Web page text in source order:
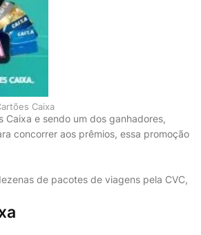
Caixa
e sendo um dos ganhadores,
concorrer aos prêmios, essa promoção
de pacotes de viagens pela CVC,